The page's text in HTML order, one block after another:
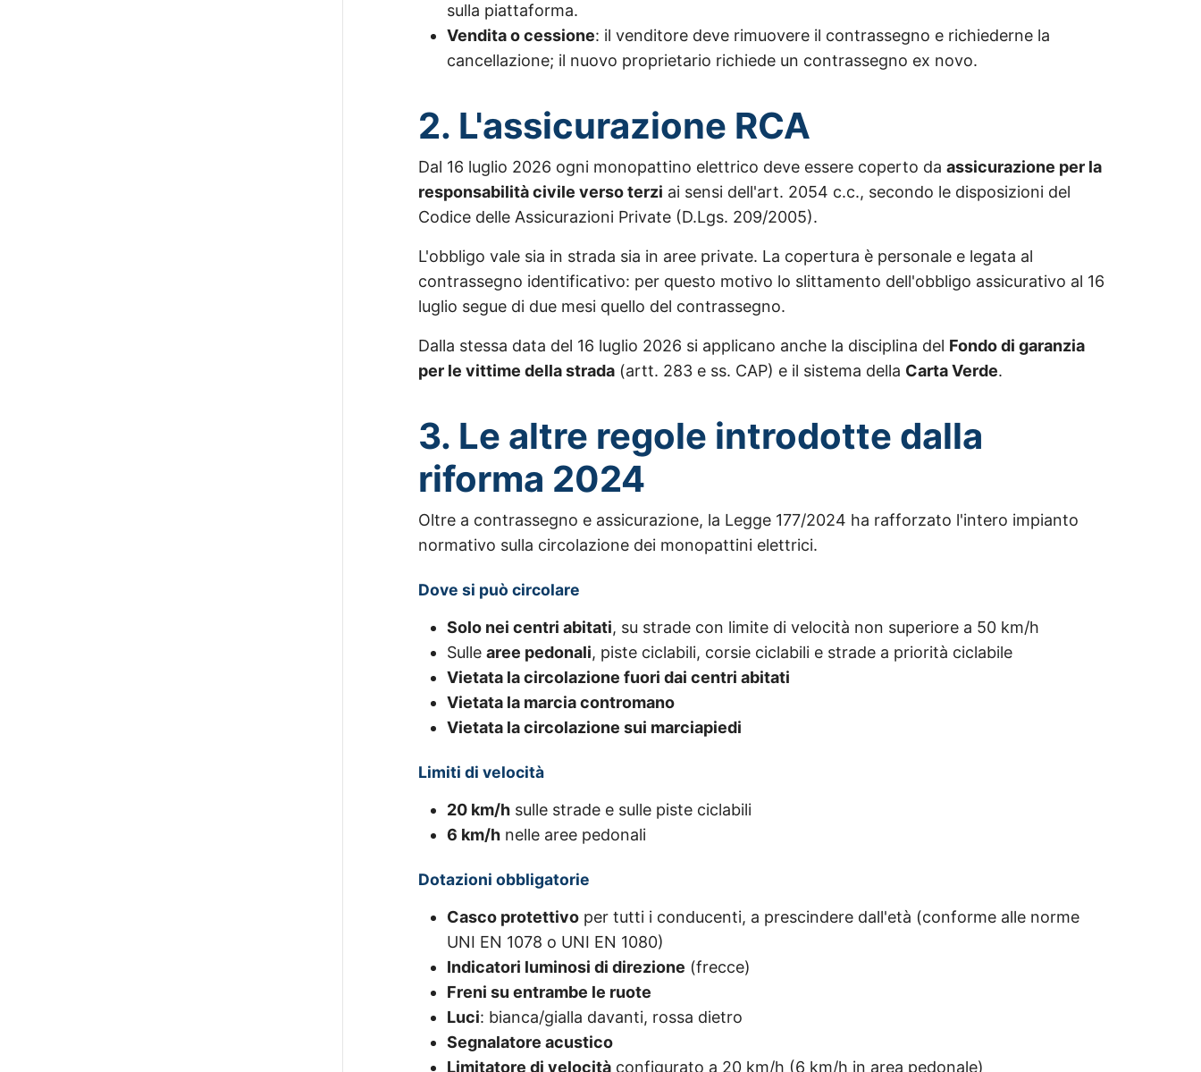
sulla piattaforma.
Vendita o cessione: il venditore deve rimuovere il contrassegno e richiederne la
cancellazione; il nuovo proprietario richiede un contrassegno ex novo.
2. L'assicurazione RCA
Dal 16 luglio 2026 ogni monopattino elettrico deve essere coperto da assicurazione per la
responsabilità civile verso terzi ai sensi dell'art. 2054 c.c., secondo le disposizioni del
Codice delle Assicurazioni Private (D.Lgs. 209/2005).
L'obbligo vale sia in strada sia in aree private. La copertura è personale e legata al
contrassegno identificativo: per questo motivo lo slittamento dell'obbligo assicurativo al 16
luglio segue di due mesi quello del contrassegno.
Dalla stessa data del 16 luglio 2026 si applicano anche la disciplina del Fondo di garanzia
per le vittime della strada(artt. 283 e ss. CAP) e il sistema della Carta Verde.
3. Le altre regole introdotte dalla
riforma 2024
Oltre a contrassegno e assicurazione, la Legge 177/2024 ha rafforzato l'intero impianto
normativo sulla circolazione dei monopattini elettrici.
Dove si può circolare
Solo nei centri abitati, su strade con limite di velocità non superiore a 50 km/h
Sulle aree pedonali, piste ciclabili, corsie ciclabili e strade a priorità ciclabile
Vietata la circolazione fuori dai centri abitati
Vietata la marcia contromano
Vietata la circolazione sui marciapiedi
Limiti di velocità
20 km/hsulle strade e sulle piste ciclabili
6 km/hnelle aree pedonali
Dotazioni obbligatorie
Casco protettivoper tutti i conducenti, a prescindere dall'età (conforme alle norme
UNI EN 1078 o UNI EN 1080)
Indicatori luminosi di direzione (frecce)
Freni su entrambe le ruote
Luci: bianca/gialla davanti, rossa dietro
Segnalatore acustico
Limitatore di velocitàconfigurato a 20 km/h (6 km/h in area pedonale)